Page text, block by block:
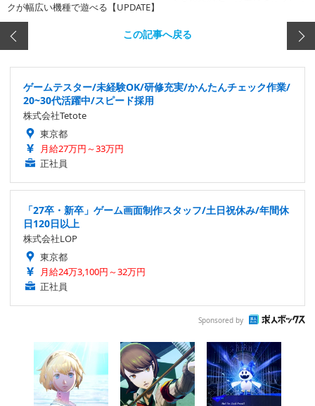
クが幅広い機種で遊べる【UPDATE】
この記事へ戻る
ゲームテスター/未経験OK/研修充実/かんたんチェック作業/
20~30代活躍中/スピード採用
株式会社Tetote
東京都
月給27万円～33万円
正社員
「27卒・新卒」ゲーム画面制作スタッフ/土日祝休み/年間休
日120日以上
株式会社LOP
東京都
月給24万3,100円～32万円
正社員
Sponsored by